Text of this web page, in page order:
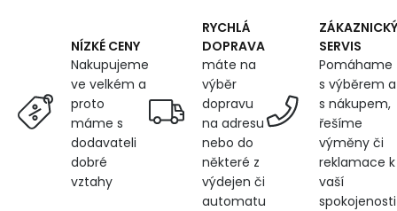
NÍZKÉ CENY
Nakupujeme
ve velkém a
proto
máme s
dodavateli
dobré
vztahy
RYCHLÁ
DOPRAVA
máte na
výběr
dopravu
na adresu
nebo do
některé z
výdejen či
automatu
ZÁKAZNICKÝ
SERVIS
Pomáhame
s výběrem a
s nákupem,
řešíme
výměny či
reklamace k
vaší
spokojenosti